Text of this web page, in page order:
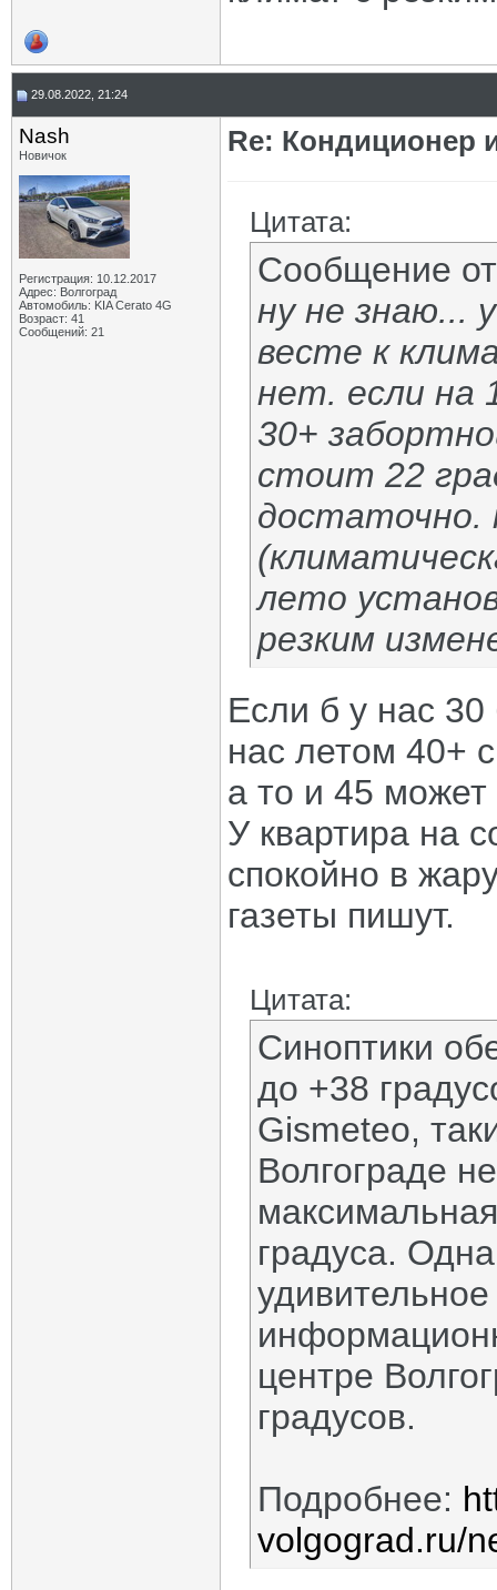
29.08.2022, 21:24
Nash
Новичок
Регистрация: 10.12.2017
Адрес: Волгоград
Автомобиль: KIA Cerato 4G
Возраст: 41
Сообщений: 21
Re: Кондиционер
Цитата:
Сообщение
ну не знаю...
весте к
нет. если на
30+
стоит 22
достаточно.
лето
резким
Если б у нас
нас летом 40+
а то и 45
У квартира на
спокойно в
газеты пишут.
Цитата:
Синоптики
до +38
Gismeteo,
Волгограде
градуса.
центре
градусов.
Подробнее:
volgograd.ru/